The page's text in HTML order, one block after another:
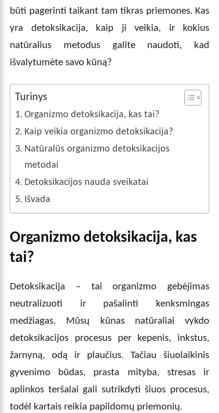
būti pagerinti taikant tam tikras priemones. Kas
yra detoksikacija, kaip ji veikia, ir kokius
natūralius metodus galite naudoti, kad
išvalytumėte savo kūną?
Turinys
Organizmo detoksikacija, kas tai?
Kaip veikia organizmo detoksikacija?
Natūralūs organizmo detoksikacijos
metodai
Detoksikacijos nauda sveikatai
Išvada
Organizmo detoksikacija, kas
tai?
Detoksikacija – tai organizmo gebėjimas
neutralizuoti ir pašalinti kenksmingas
medžiagas. Mūsų kūnas natūraliai vykdo
detoksikacijos procesus per kepenis, inkstus,
žarnyną, odą ir plaučius. Tačiau šiuolaikinis
gyvenimo būdas, prasta mityba, stresas ir
aplinkos teršalai gali sutrikdyti šiuos procesus,
todėl kartais reikia papildomų priemonių.